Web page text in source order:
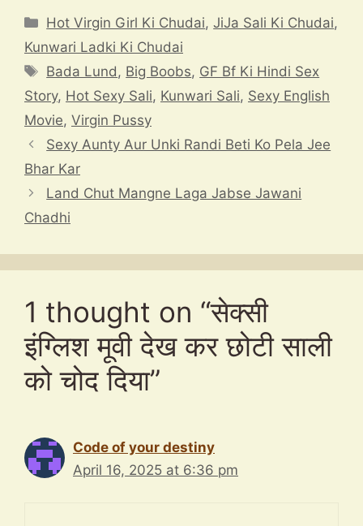
at
s
A
p
p
e
a
d
s
e
gr
a
m
c
b
o
k
a
c
h
Categories
Hot Virgin Girl Ki Chudai,JiJa Sali Ki Chudai,
Kunwari Ladki Ki Chudai
Tags
Bada Lund , Big Boobs, GF Bf Ki Hindi Sex
Story, Hot Sexy Sali, Kunwari Sali, Sexy English
Movie, Virgin Pussy
Sexy Aunty Aur Unki Randi Beti Ko Pela Jee
Bhar Kar
Land Chut Mangne Laga Jabse Jawani
Chadhi
1 thought on “सेक्सी
इंग्लिश मूवी देख कर छोटी साली
को चोद दिया”
Code of your destiny
April 16, 2025 at 6:36 pm